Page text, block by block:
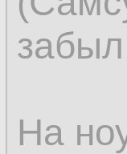
На